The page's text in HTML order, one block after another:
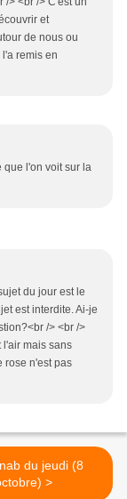
et
de nous ou
remis en
que l'on voit sur la
du jour est le
est interdite. Ai-je
/> <br />
l'air mais sans
rose n'est pas
du jeudi (8
octobre) >